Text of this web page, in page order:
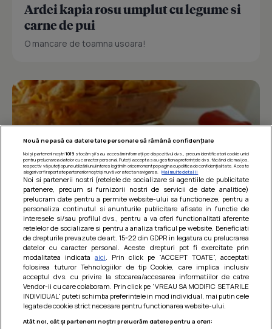
Ardei kapia rosu umplut cu legume si
carne de pui
O mancare de toamna usoara!
Paste integrale cu carne de pui in sos
de rosii
O mancare usoara, satioasa si gustoasa! Retete
dietetice
Nouă ne pasă ca datele tale personale să rămână confidențiale
Noi și partenerii noștri 1019stocăm și/sau accesăm informații pe dispozitivul dvs., precum identificatorii cookie unici
pentru prelucrarea datelor cu caracter personal. Puteți accepta sau gestiona preferințele dvs. făcând clic mai jos,
respectiv vă puteți opune utilizării unui interes legitim în orice moment pe pagina cu politica de confidențialitate. Aceste
alegeri vor fi raportate partenerilor noștri și nu vă vor afecta navigarea.
Mai multe detalii
Noi si partenerii nostri (retelele de socializare si agentiile de publicitate
partenere, precum si furnizorii nostri de servicii de date analitice)
prelucram date pentru a permite website-ului sa functioneze, pentru a
personaliza continutul si anunturile publicitare afisate in functie de
interesele si/sau profilul dvs., pentru a va oferi functionalitati aferente
retelelor de socializare si pentru a analiza traficul pe website. Beneficiati
de drepturile prevazute de art. 15-22 din GDPR in legatura cu prelucrarea
datelor cu caracter personal. Aceste drepturi pot fi exercitate prin
modalitatea indicataaici . Prin click pe “ACCEPT TOATE”, acceptati
folosirea tuturor Tehnologiilor de tip Cookie, care implica inclusiv
acceptul dvs. cu privire la stocarea/accesarea informatiilor de catre
Vendor-ii cu care colaboram. Prin click pe “VREAU SA MODIFIC SETARILE
INDIVIDUAL” puteti schimba preferintele in mod individual, mai putin cele
legate de cookie strict necesare pentru functionarea website-ului.
Atât noi, cât și partenerii noștri prelucrăm datele pentru a oferi: